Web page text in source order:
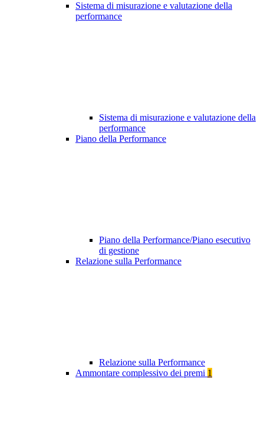
Sistema di misurazione e valutazione della
performance
Sistema di misurazione e valutazione della
performance
Piano della Performance
Piano della Performance/Piano esecutivo
di gestione
Relazione sulla Performance
Relazione sulla Performance
Ammontare complessivo dei premi 1